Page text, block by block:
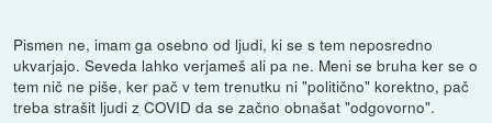
Pismen ne, imam ga osebno od ljudi, ki se s tem neposredno
ukvarjajo. Seveda lahko verjameš ali pa ne. Meni se bruha ker se o
tem nič ne piše, ker pač v tem trenutku ni "politično" korektno, pač
treba strašit ljudi z COVID da se začno obnašat "odgovorno".